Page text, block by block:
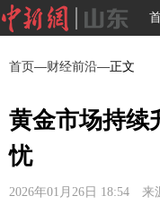
首页—财经前沿—正文
黄金市场持续
忧
2026年01月26日 18:54 来